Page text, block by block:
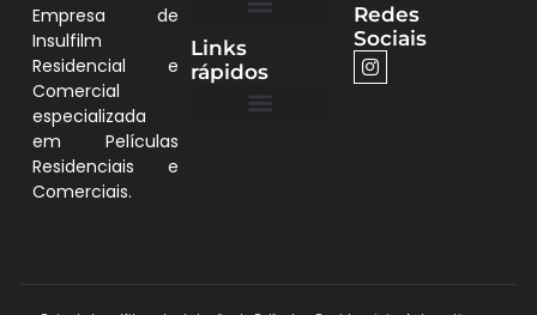
Empresa de
Insulfilm
Residencial e
Comercial
especializada
em Películas
Residenciais e
Comerciais.
Links
rápidos
Redes
Sociais